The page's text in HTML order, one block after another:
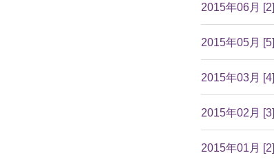
2015年06月 [2]
2015年05月 [5]
2015年03月 [4]
2015年02月 [3]
2015年01月 [2]